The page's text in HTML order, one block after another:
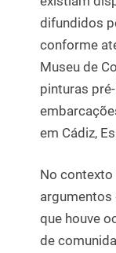
difundidos
conforme
Museu de
pinturas
em Cádiz,
No contexto
que houve
de